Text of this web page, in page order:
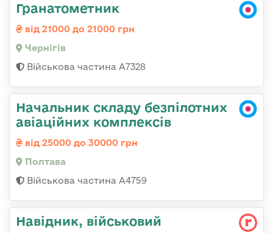
Гранатометник
від 21000 до 21000 грн
Чернігів
Військова частина А7328
Начальник складу безпілотних
авіаційних комплексів
від 25000 до 30000 грн
Полтава
Військова частина А4759
Навідник, військовий